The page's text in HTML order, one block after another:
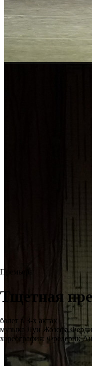
Премьера
Тщетная
балет в 3-х актах
музыка Луи Жозефа
хореография: Фредерик